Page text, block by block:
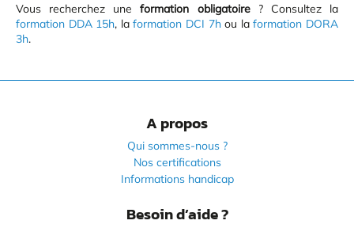
Vous recherchez uneformation obligatoire? Consultez la
formation DDA 15h, laformation DCI 7hou laformation DORA
3h.
A propos
Qui sommes-nous ?
Nos certifications
Informations handicap
Besoin d’aide ?